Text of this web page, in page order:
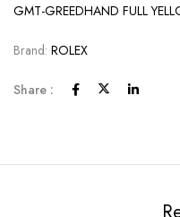
GMT-GREEDHAND FULL
Brand: ROLEX
Share :